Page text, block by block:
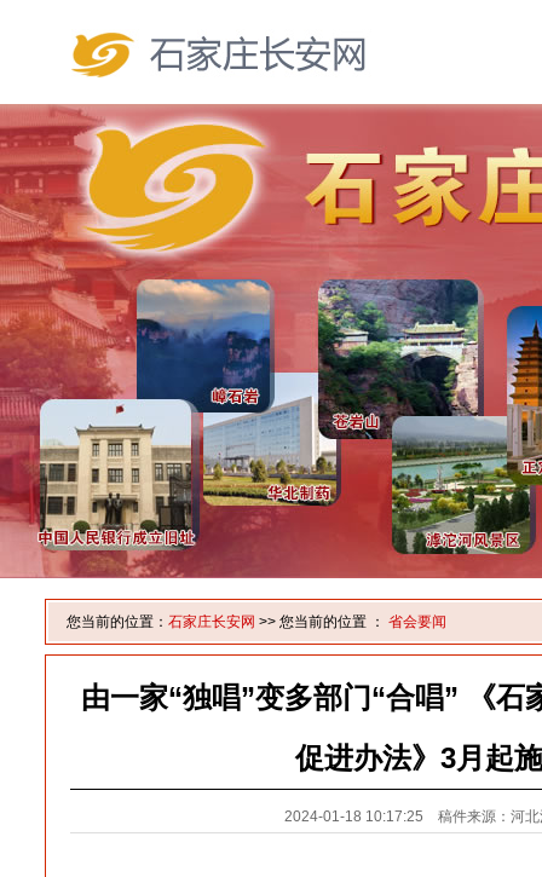
您当前的位置： 石家庄长安网 >> 您当前的位置 ： 省会要闻
由一家“独唱”变多部门“合唱” 《石
促进办法》3月起
2024-01-18 10:17:25 稿件来源：河北